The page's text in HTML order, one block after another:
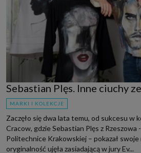
Sebastian Plęs. Inne ciuchy
MARKI I KOLEKCJE
Zaczęło się dwa lata temu, od sukcesu w
Cracow, gdzie Sebastian Plęs z
Politechnice Krakowskiej – pokazał
oryginalność ujęła zasiadającą w jury Ev...